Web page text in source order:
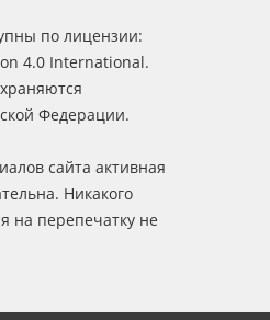
по лицензии:
4.0 International.
Федерации.
сайта активная
Никакого
на перепечатку не